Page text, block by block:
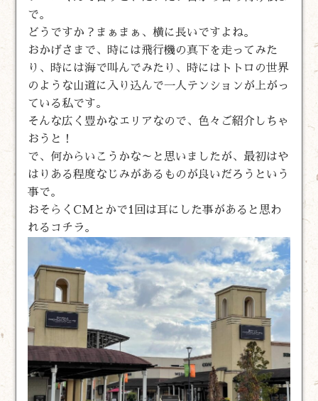
で。
どうですか？まぁまぁ、横に長いですよね。
おかげさまで、時には飛行機の真下を走ってみた
り、時には海で叫んでみたり、時にはトトロの世界
のような山道に入り込んで一人テンションが上がっ
ている私です。
そんな広く豊かなエリアなので、色々ご紹介しちゃ
おうと！
で、何からいこうかな～と思いましたが、最初はや
はりある程度なじみがあるものが良いだろうという
事で。
おそらくCMとかで1回は耳にした事があると思わ
れるコチラ。